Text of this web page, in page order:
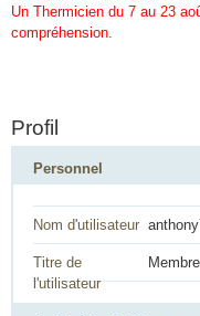
Un Thermicien du 7 au 23
compréhension.
Profil
Personnel
Nom d'utilisateur
Titre de
l'utilisateur
Membre